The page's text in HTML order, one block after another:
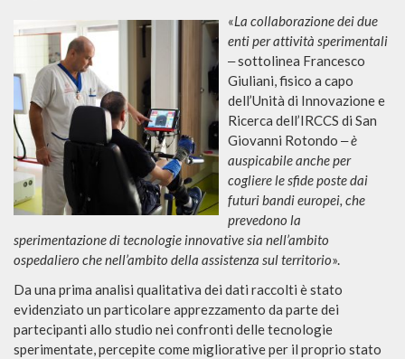
«La collaborazione dei due
enti per attività sperimentali
‒ sottolinea Francesco
Giuliani, fisico a capo
dell’Unità di Innovazione e
Ricerca dell’IRCCS di San
Giovanni Rotondo ‒è
auspicabile anche per
cogliere le sfide poste dai
futuri bandi europei, che
prevedono la
sperimentazione di tecnologie innovative sia nell’ambito
ospedaliero che nell’ambito della assistenza sul territorio».
Da una prima analisi qualitativa dei dati raccolti è stato
evidenziato un particolare apprezzamento da parte dei
partecipanti allo studio nei confronti delle tecnologie
sperimentate, percepite come migliorative per il proprio stato